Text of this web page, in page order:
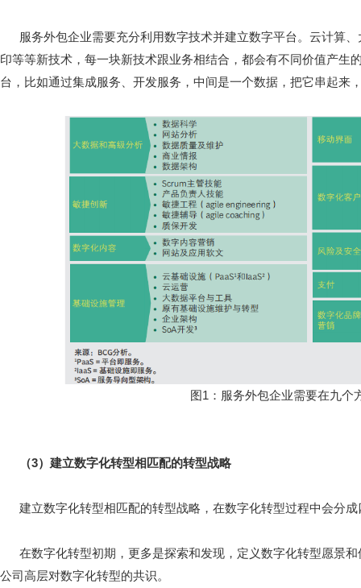
服务外包企业需要充分利用数字技术并建立数字平台。云计算
印等等新技术，每一块新技术跟业务相结合，都会有不同价值产生
台，比如通过集成服务、开发服务，中间是一个数据，把它串起来
图1：服务外包企业需要在九个
（3）建立数字化转型相匹配的转型战略
建立数字化转型相匹配的转型战略，在数字化转型过程中会分成
在数字化转型初期，更多是探索和发现，定义数字化转型愿景
公司高层对数字化转型的共识。